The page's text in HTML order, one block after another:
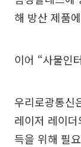
해 방산 제품
이어 “사물인
우리로광통신
레이저 레이
득을 위해 필